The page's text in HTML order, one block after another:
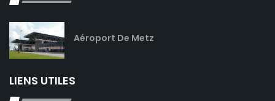
Aéroport De Metz
LIENS UTILES